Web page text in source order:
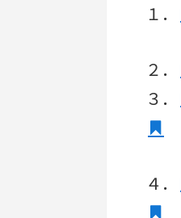
１．
２．
３．
４．